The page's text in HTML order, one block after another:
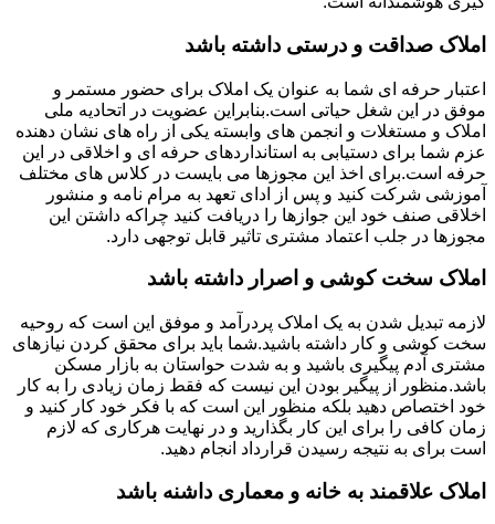
املاک صداقت و درستی داشته باشد
اعتبار حرفه ای شما به عنوان یک املاک برای حضور مستمر و
موفق در این شغل حیاتی است.بنابراین عضویت در اتحادیه ملی
املاک و مستغلات و انجمن های وابسته یکی از راه های نشان دهنده
عزم شما برای دستیابی به استانداردهای حرفه ای و اخلاقی در این
حرفه است.برای اخذ این مجوزها می بایست در کلاس های مختلف
آموزشی شرکت کنید و پس از ادای تعهد به مرام نامه و منشور
اخلاقی صنف خود این جوازها را دریافت کنید چراکه داشتن این
مجوزها در جلب اعتماد مشتری تاثیر قابل توجهی دارد.
املاک سخت کوشی و اصرار داشته باشد
لازمه تبدیل شدن به یک املاک پردرآمد و موفق این است که روحیه
سخت کوشی و کار داشته باشید.شما باید برای محقق کردن نیازهای
مشتری آدم پیگیری باشید و به شدت حواستان به بازار مسکن
باشد.منظور از پیگیر بودن این نیست که فقط زمان زیادی را به کار
خود اختصاص دهید بلکه منظور این است که با فکر خود کار کنید و
زمان کافی را برای این کار بگذارید و در نهایت هرکاری که لازم
است برای به نتیجه رسیدن قرارداد انجام دهید.
املاک علاقمند به خانه و معماری داشنه باشد